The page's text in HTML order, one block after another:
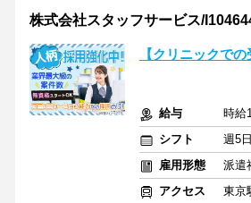
株式会社スタッフサービス/
【クリニックで
給与
時給
シフト
週5
雇用形態
派遣
アクセス
東京